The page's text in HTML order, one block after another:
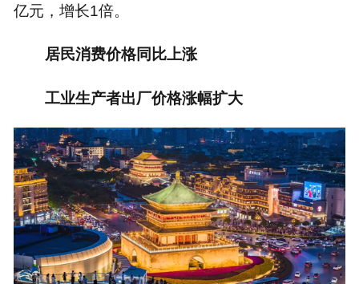
亿元，增长1倍。
居民消费价格同比上涨
工业生产者出厂价格涨幅扩大